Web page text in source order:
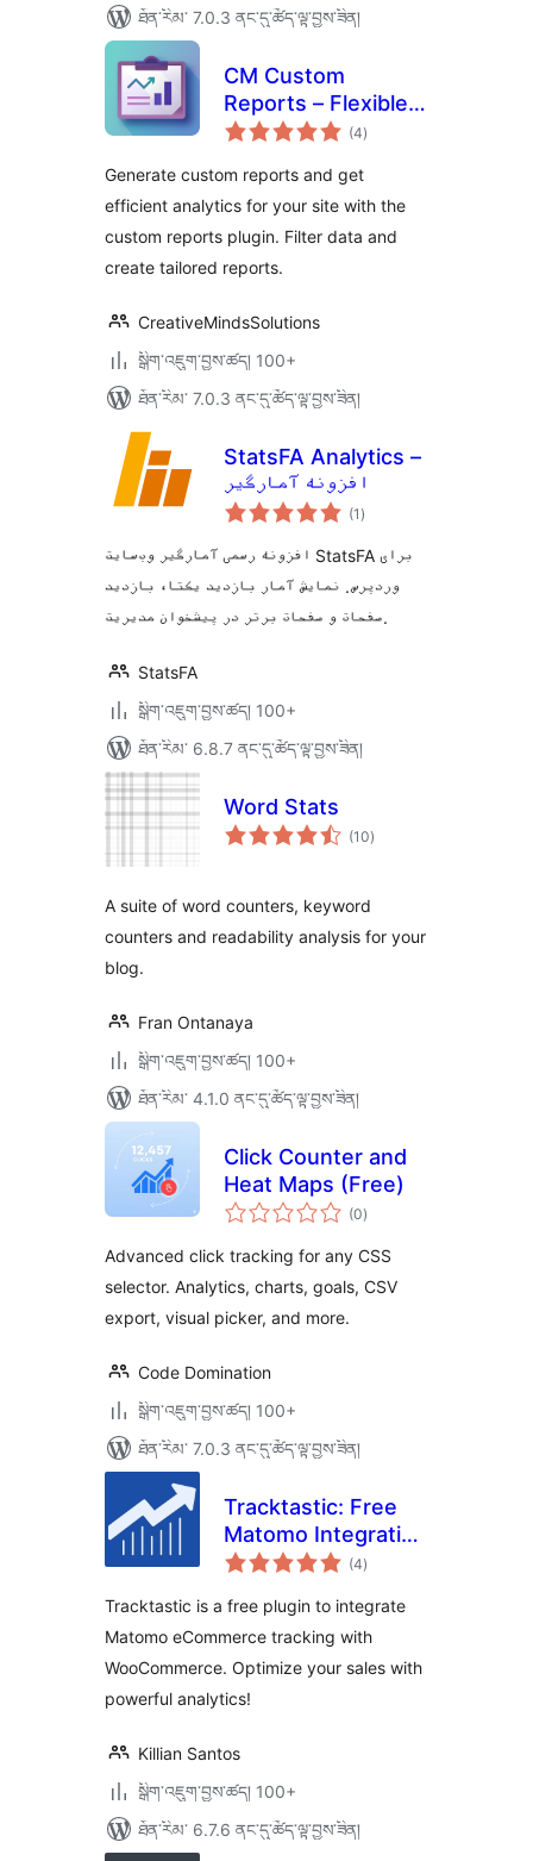
ཐོན་རིམ་ 7.0.3 ནང་དུ་ཚོད་ལྟ་བྱས་ཟིན།
CM Custom
Reports – Flexible
reporting to track
(4གདེང་
འཇོག་
ཚང་།
)
Generate custom reports and get
efficient analytics for your site with the
custom reports plugin. Filter data and
create tailored reports.
CreativeMindsSolutions
སྒྲིག་འཇུག་བྱས་ཚད། 100+
ཐོན་རིམ་ 7.0.3 ནང་དུ་ཚོད་ལྟ་བྱས་ཟིན།
StatsFA Analytics –
افزونه آمارگیر
(1 གདེང་
འཇོག་
ཚང་།
)
افزونه رسمی آمارگیر وب‌سایت StatsFA برای
وردپرس. نمایش آمار بازدید یکتا، بازدید
صفحات و صفحات برتر در پیشخوان مدیریت.
StatsFA
སྒྲིག་འཇུག་བྱས་ཚད། 100+
ཐོན་རིམ་ 6.8.7 ནང་དུ་ཚོད་ལྟ་བྱས་ཟིན།
Word Stats
(10གདེང་
འཇོག་
)
A suite of word counters, keyword
counters and readability analysis for your
blog.
Fran Ontanaya
སྒྲིག་འཇུག་བྱས་ཚད། 100+
ཐོན་རིམ་ 4.1.0 ནང་དུ་ཚོད་ལྟ་བྱས་ཟིན།
Click Counter and
Heat Maps (Free)
(0གདེང་
འཇོག་
ཚང་།
)
Advanced click tracking for any CSS
selector. Analytics, charts, goals, CSV
export, visual picker, and more.
Code Domination
སྒྲིག་འཇུག་བྱས་ཚད། 100+
ཐོན་རིམ་ 7.0.3 ནང་དུ་ཚོད་ལྟ་བྱས་ཟིན།
Tracktastic: Free
Matomo Integration
for WooCommerce
(4གདེང་
འཇོག་
ཚང་།
)
Tracktastic is a free plugin to integrate
Matomo eCommerce tracking with
WooCommerce. Optimize your sales with
powerful analytics!
Killian Santos
སྒྲིག་འཇུག་བྱས་ཚད། 100+
ཐོན་རིམ་ 6.7.6 ནང་དུ་ཚོད་ལྟ་བྱས་ཟིན།